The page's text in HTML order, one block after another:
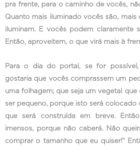
pra frente, para o caminho de vocês,
Quanto mais iluminado vocês são, mais
iluminam. E vocês podem claramente
Então, aproveitem, o que virá mais à
Para o dia do portal, se for
gostaria que vocês comprassem um
uma folhagem; que seja um vegetal que
ser pequeno, porque isto será colocado
que será construída em breve.
imensos, porque não caberá. Não
comprar o tamanho que eu quiser!”